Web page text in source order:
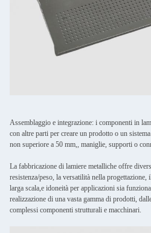
Assemblaggio e integrazione: i componenti in
con altre parti per creare un prodotto o un
non superiore a 50 mm,, maniglie, supporti o
La fabbricazione di lamiere metalliche offre
resistenza/peso, la versatilità nella
larga scala,e idoneità per applicazioni sia
realizzazione di una vasta gamma di prodotti,
complessi componenti strutturali e macchinari.